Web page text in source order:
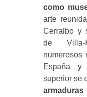
como
arte
Cerralbo y
de Villa-
numerosos
España
superior se